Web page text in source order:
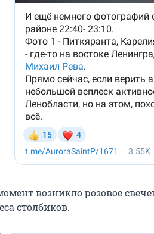
возникло розовое
столбиков.